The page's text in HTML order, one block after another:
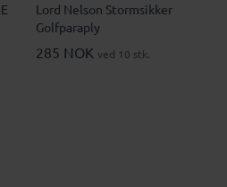
Lord Nelson Stormsikker
Golfparaply
285 NOK ved 10 stk.